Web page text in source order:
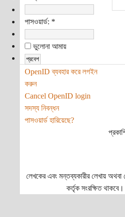
পাসওয়ার্ড: *
ভুলোনা আমায়
OpenID ব্যবহার করে লগইন
করুন
Cancel OpenID login
সদস্য নিবন্ধন
পাসওয়ার্ড হারিয়েছে?
লেখকের এবং মন্তব্যকারীর লেখায় অথবা
কর্তৃক সংরক্ষিত